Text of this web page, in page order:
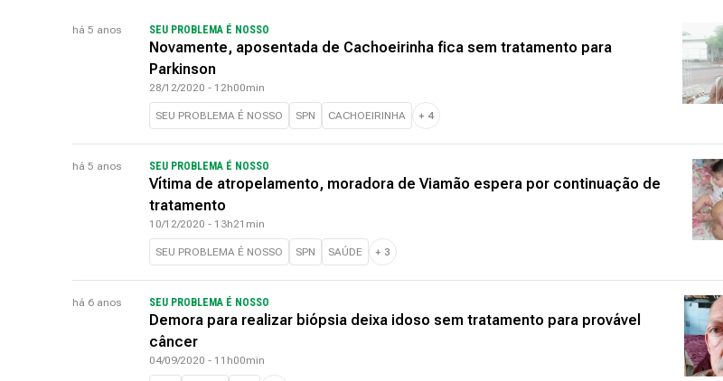
há 5 anos SEU PROBLEMA É NOSSO
Novamente, aposentada de Cachoeirinha fica sem tratamento para
Parkinson
28/12/2020 - 12h00min
SEU PROBLEMA É NOSSO SPN CACHOEIRINHA + 4
há 5 anos SEU PROBLEMA É NOSSO
Vítima de atropelamento, moradora de Viamão espera por continuação de
tratamento
10/12/2020 - 13h21min
SEU PROBLEMA É NOSSO SPN SAÚDE + 3
há 6 anos SEU PROBLEMA É NOSSO
Demora para realizar biópsia deixa idoso sem tratamento para provável
câncer
04/09/2020 - 11h00min